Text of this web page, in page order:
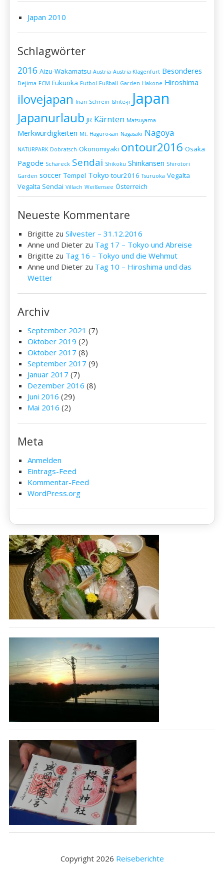
Japan 2010
Schlagwörter
2016 Aizu-Wakamatsu Austria Austria Klagenfurt Besonderes
Dejima FCM Fukuoka Futbol Fußball Garden Hakone Hiroshima
ilovejapan Inari Schrein Ishite-ji Japan
Japanurlaub JR Kärnten Matsuyama
Merkwürdigkeiten Mt. Haguro-san Nagasaki Nagoya
NATURPARK Dobratsch Okonomiyaki ontour2016 Osaka
Pagode Schareck Sendai Shikoku Shinkansen Shirotori
Garden soccer Tempel Tokyo tour2016 Tsuruoka Vegalta
Vegalta Sendai Villach Weißensee Österreich
Neueste Kommentare
Brigitte zuSilvester – 31.12.2016
Anne und Dieter zu Tag 17 – Tokyo und Abreise
Brigitte zu Tag 16 – Tokyo und die Wehmut
Anne und Dieter zu Tag 10 – Hiroshima und das
Wetter
Archiv
September 2021 (7)
Oktober 2019 (2)
Oktober 2017 (8)
September 2017 (9)
Januar 2017 (7)
Dezember 2016 (8)
Juni 2016 (29)
Mai 2016 (2)
Meta
Anmelden
Eintrags-Feed
Kommentar-Feed
WordPress.org
Copyright 2026 Reiseberichte